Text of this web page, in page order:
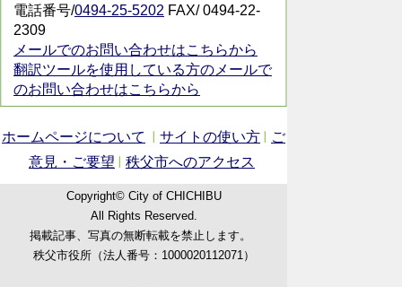
電話番号/0494-25-5202 FAX/ 0494-22-
2309
メールでのお問い合わせはこちらから
翻訳ツールを使用している方のメールで
のお問い合わせはこちらから
ホームページについて サイトの使い方
ご
意見・ご要望
秩父市へのアクセス
Copyright© City of CHICHIBU
All Rights Reserved.
掲載記事、写真の無断転載を禁止します。
秩父市役所（法人番号：1000020112071）